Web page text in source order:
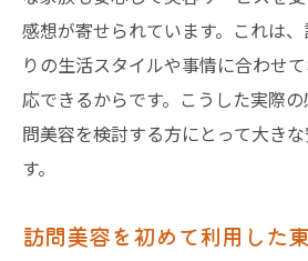
訪問美容 東京で賢く利用
訪問美容 個人宅でお得
訪問美容 料金相場を知っ
訪問美容 サービス内容と
出張美容師 東京で利用
感想が寄せられています。これは
りの生活スタイルや事情に合わせ
応できるからです。こうした実際
問美容を検討する方にとって大き
す。
訪問美容を初めて利用した